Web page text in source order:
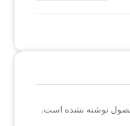
نوشته نشده است.